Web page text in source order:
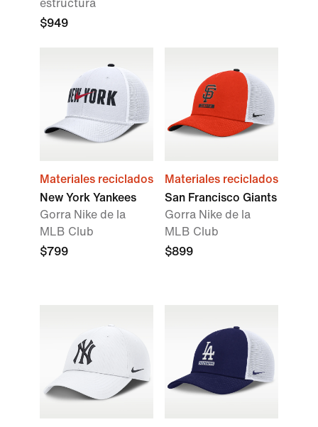
estructura
$949
Materiales reciclados
New York Yankees
Gorra Nike de la
MLB Club
$799
Materiales reciclados
San Francisco Giants
Gorra Nike de la
MLB Club
$899